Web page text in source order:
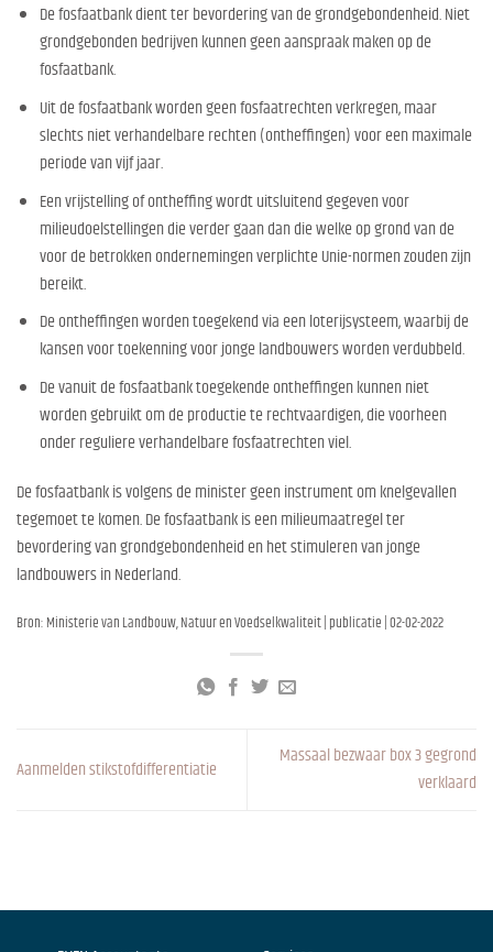
De fosfaatbank dient ter bevordering van de grondgebondenheid. Niet
grondgebonden bedrijven kunnen geen aanspraak maken op de
fosfaatbank.
Uit de fosfaatbank worden geen fosfaatrechten verkregen, maar
slechts niet verhandelbare rechten (ontheffingen) voor een maximale
periode van vijf jaar.
Een vrijstelling of ontheffing wordt uitsluitend gegeven voor
milieudoelstellingen die verder gaan dan die welke op grond van de
voor de betrokken ondernemingen verplichte Unie-normen zouden zijn
bereikt.
De ontheffingen worden toegekend via een loterijsysteem, waarbij de
kansen voor toekenning voor jonge landbouwers worden verdubbeld.
De vanuit de fosfaatbank toegekende ontheffingen kunnen niet
worden gebruikt om de productie te rechtvaardigen, die voorheen
onder reguliere verhandelbare fosfaatrechten viel.
De fosfaatbank is volgens de minister geen instrument om knelgevallen
tegemoet te komen. De fosfaatbank is een milieumaatregel ter
bevordering van grondgebondenheid en het stimuleren van jonge
landbouwers in Nederland.
Bron: Ministerie van Landbouw, Natuur en Voedselkwaliteit | publicatie | 02-02-2022
Aanmelden stikstofdifferentiatie
Massaal bezwaar box 3 gegrond
verklaard